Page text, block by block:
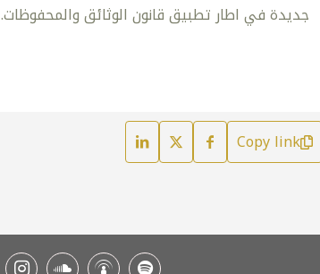
جديدة في اطار تطبيق قانون الوثائق والمحفوظات.
Copy link